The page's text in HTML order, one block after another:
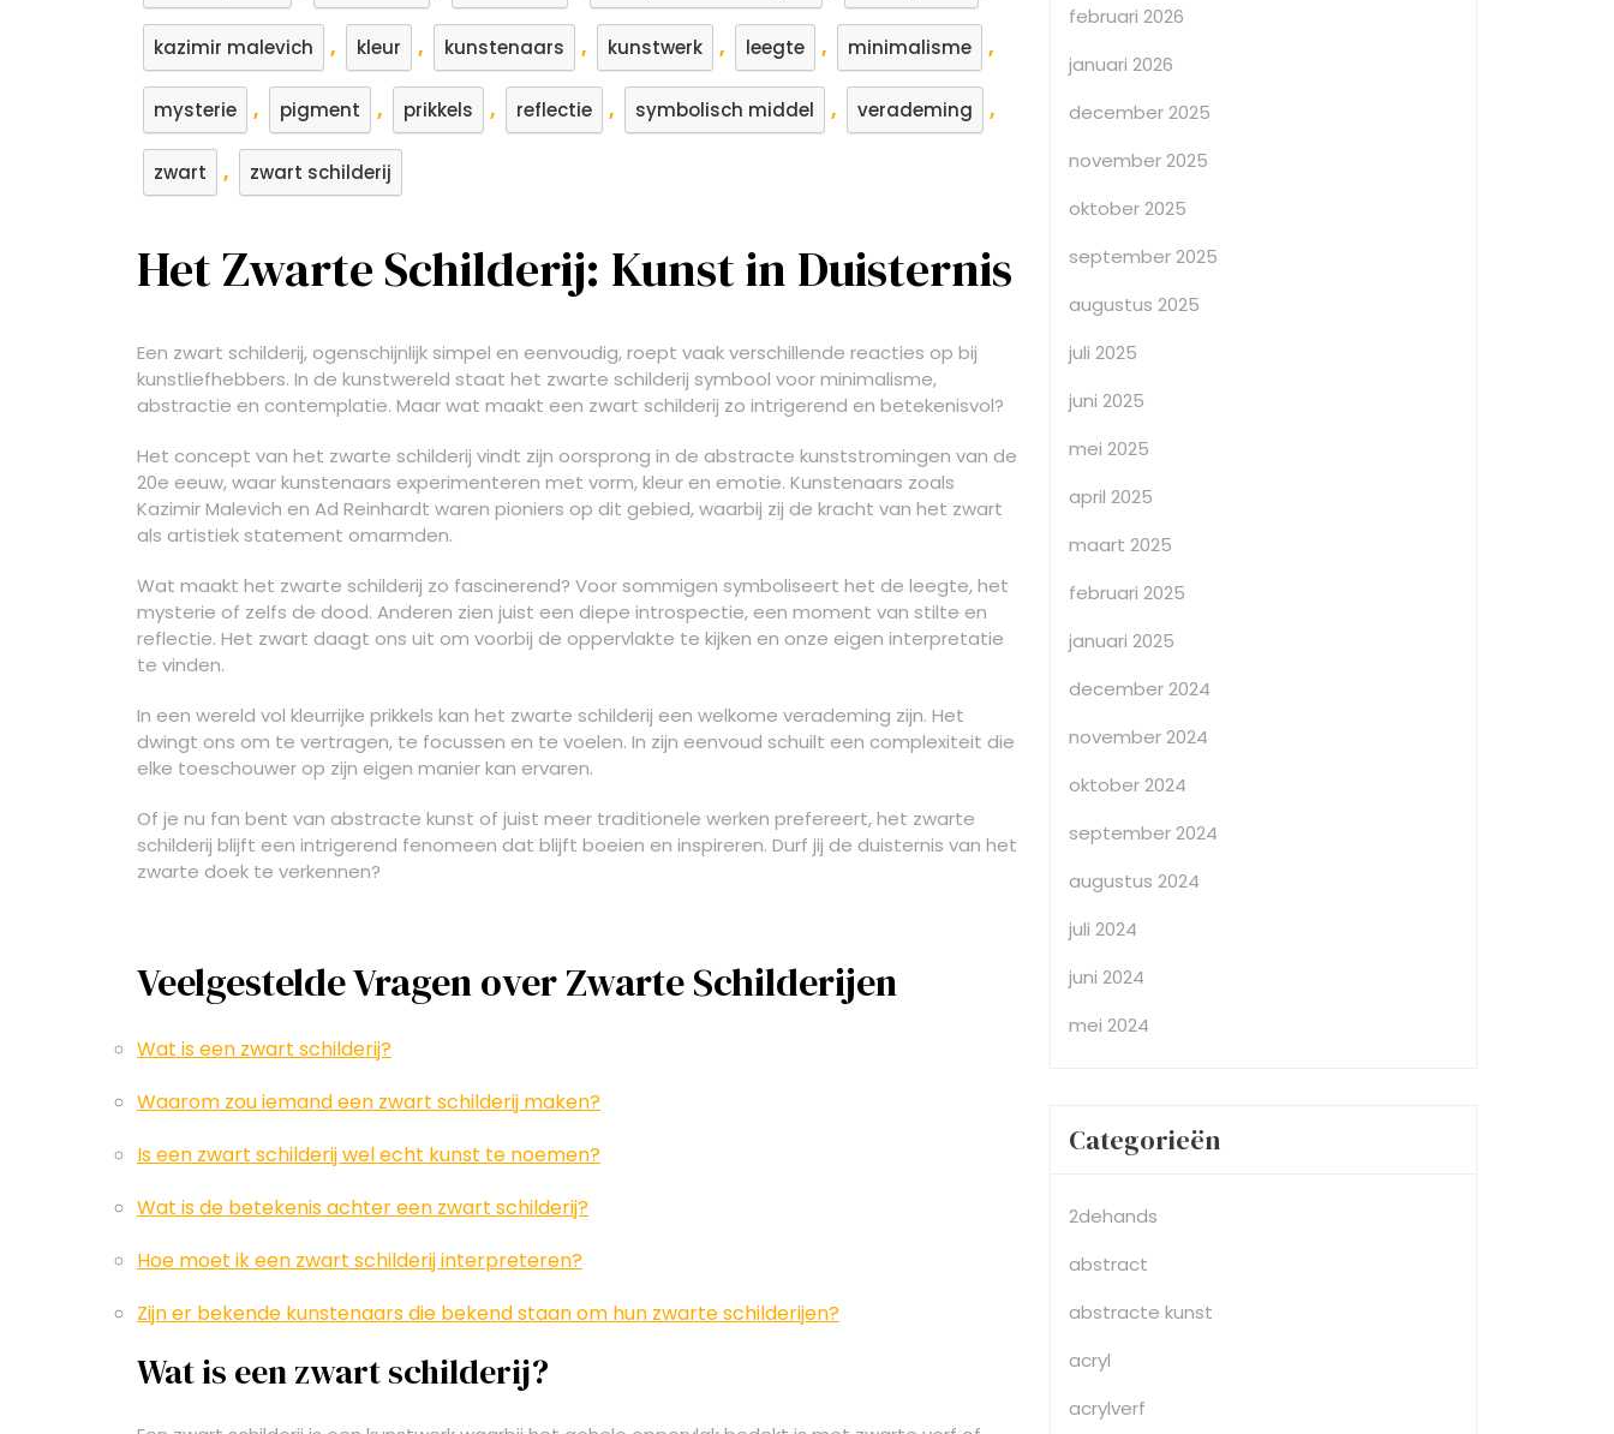
kazimir malevich , kleur , kunstenaars , kunstwerk , leegte , minimalisme ,
mysterie , pigment , prikkels , reflectie , symbolisch middel , verademing ,
zwart , zwart schilderij
Het Zwarte Schilderij: Kunst in Duisternis
Een zwart schilderij, ogenschijnlijk simpel en eenvoudig, roept vaak verschillende reacties op bij
kunstliefhebbers. In de kunstwereld staat het zwarte schilderij symbool voor minimalisme,
abstractie en contemplatie. Maar wat maakt een zwart schilderij zo intrigerend en betekenisvol?
Het concept van het zwarte schilderij vindt zijn oorsprong in de abstracte kunststromingen van de
20e eeuw, waar kunstenaars experimenteren met vorm, kleur en emotie. Kunstenaars zoals
Kazimir Malevich en Ad Reinhardt waren pioniers op dit gebied, waarbij zij de kracht van het zwart
als artistiek statement omarmden.
Wat maakt het zwarte schilderij zo fascinerend? Voor sommigen symboliseert het de leegte, het
mysterie of zelfs de dood. Anderen zien juist een diepe introspectie, een moment van stilte en
reflectie. Het zwart daagt ons uit om voorbij de oppervlakte te kijken en onze eigen interpretatie
te vinden.
In een wereld vol kleurrijke prikkels kan het zwarte schilderij een welkome verademing zijn. Het
dwingt ons om te vertragen, te focussen en te voelen. In zijn eenvoud schuilt een complexiteit die
elke toeschouwer op zijn eigen manier kan ervaren.
Of je nu fan bent van abstracte kunst of juist meer traditionele werken prefereert, het zwarte
schilderij blijft een intrigerend fenomeen dat blijft boeien en inspireren. Durf jij de duisternis van het
zwarte doek te verkennen?
Veelgestelde Vragen over Zwarte Schilderijen
Wat is een zwart schilderij?
Waarom zou iemand een zwart schilderij maken?
Is een zwart schilderij wel echt kunst te noemen?
Wat is de betekenis achter een zwart schilderij?
Hoe moet ik een zwart schilderij interpreteren?
Zijn er bekende kunstenaars die bekend staan om hun zwarte schilderijen?
Wat is een zwart schilderij?
februari 2026
januari 2026
december 2025
november 2025
oktober 2025
september 2025
augustus 2025
juli 2025
juni 2025
mei 2025
april 2025
maart 2025
februari 2025
januari 2025
december 2024
november 2024
oktober 2024
september 2024
augustus 2024
juli 2024
juni 2024
mei 2024
Categorieën
2dehands
abstract
abstracte kunst
acryl
acrylverf